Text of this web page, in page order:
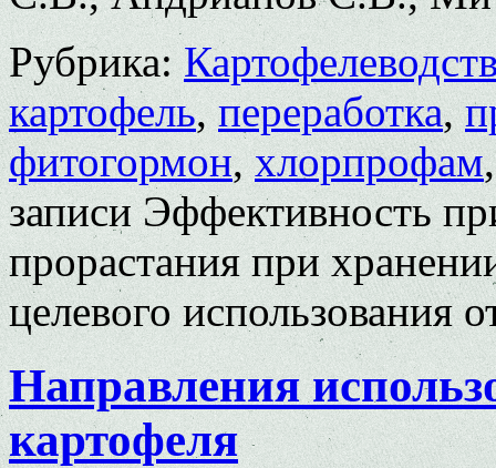
Рубрика:
картофель,переработка,
фитогормон,хлорпрофам
записи Эффективность
прорастания при
целевого использования
Направления
картофеля